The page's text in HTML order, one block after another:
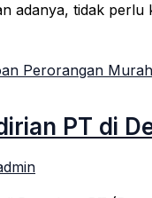
adanya, tidak
Perorangan
PT di